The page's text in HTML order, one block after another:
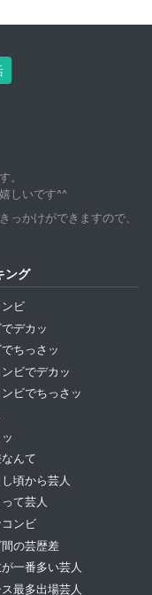
。
しいです^^
っかけができますので、
ング
ビ
デカッ
ちっさッ
ビでデカッ
ビでちっさッ
んて
頃から芸人
て芸人
ンビ
間の芸歴差
一番多い芸人
最多出場芸人